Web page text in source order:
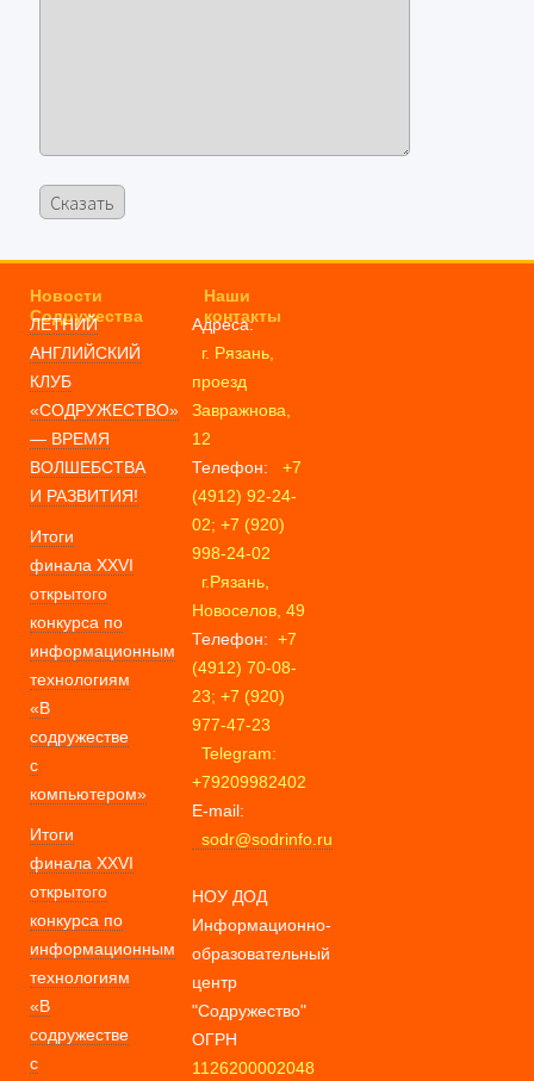
Новости
Содружества
ЛЕТНИЙ
АНГЛИЙСКИЙ
КЛУБ
«СОДРУЖЕСТВО»
— ВРЕМЯ
ВОЛШЕБСТВА
И РАЗВИТИЯ!
Итоги
финала XXVI
открытого
конкурса по
информационным
технологиям
«В
содружестве
с
компьютером»
Итоги
финала XXVI
открытого
конкурса по
информационным
технологиям
«В
содружестве
с
Наши
контакты
Адреса:
г. Рязань,
проезд
Завражнова,
12
Телефон:
+7
(4912) 92-24-
02; +7 (920)
998-24-02
г.Рязань,
Новоселов, 49
Телефон: +7
(4912) 70-08-
23; +7 (920)
977-47-23
Telegram:
+79209982402
E-mail:
sodr@sodrinfo.ru
НОУ ДОД
Информационно-
образовательный
центр
"Содружество"
ОГРН
1126200002048